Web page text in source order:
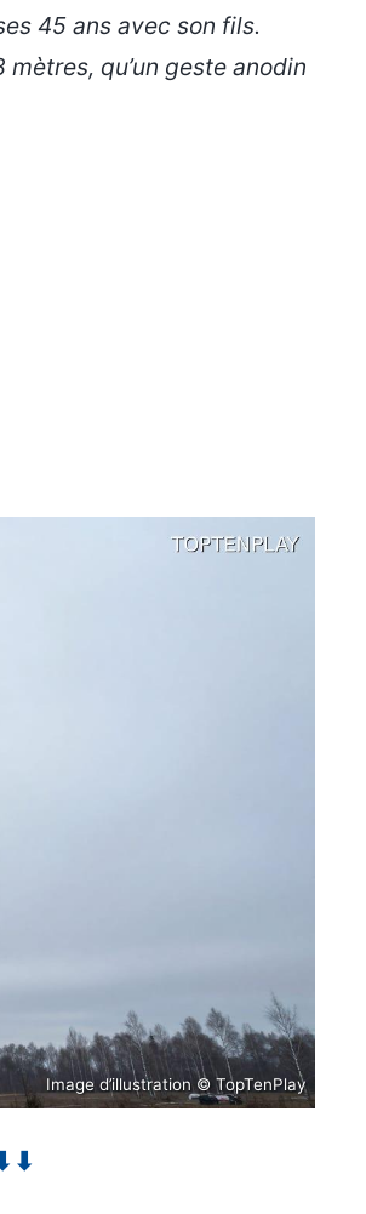
45 ans avec son fils.
qu’un geste anodin
Image d’illustration © TopTenPlay